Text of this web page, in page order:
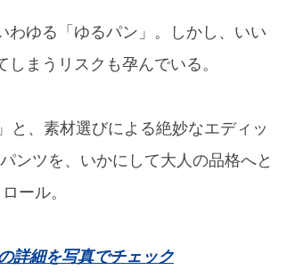
わゆる「ゆるパン」。しかし、いい
まうリスクも孕んでいる。
と、素材選びによる絶妙なエディッ
ンツを、いかにして大人の品格へと
ール。
詳細を写真でチェック